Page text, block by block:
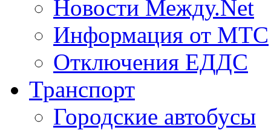
Новости Между.Net
Информация от МТС
Отключения ЕДДС
Транспорт
Городские автобусы